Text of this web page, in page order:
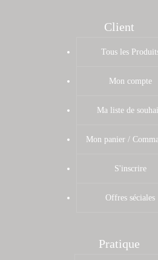
Client
Tous les
Mon compte
Ma liste de
Mon panier /
S'inscrire
Offres séciales
Pratique